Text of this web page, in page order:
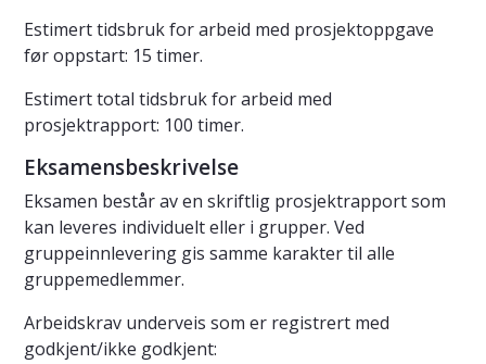
Estimert tidsbruk for arbeid med prosjektoppgave
før oppstart: 15 timer.
Estimert total tidsbruk for arbeid med
prosjektrapport: 100 timer.
Eksamensbeskrivelse
Eksamen består av en skriftlig prosjektrapport som
kan leveres individuelt eller i grupper. Ved
gruppeinnlevering gis samme karakter til alle
gruppemedlemmer.
Arbeidskrav underveis som er registrert med
godkjent/ikke godkjent: